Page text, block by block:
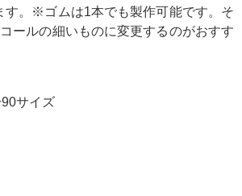
す。※ゴムは1本でも製作可能です。そ
ールの細いものに変更するのがおすす
サイズ